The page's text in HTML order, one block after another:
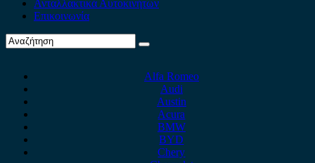
Ανταλλακτικά Αυτοκινήτων
Επικοινωνία
Alfa Romeo
Audi
Austin
Acura
BMW
BYD
Chery